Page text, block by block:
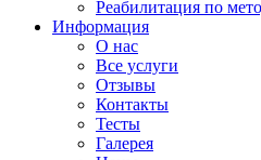
Реабилитация по
Информация
О нас
Все услуги
Отзывы
Контакты
Тесты
Галерея